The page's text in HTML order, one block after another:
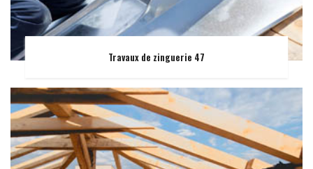
Travaux de zinguerie 47